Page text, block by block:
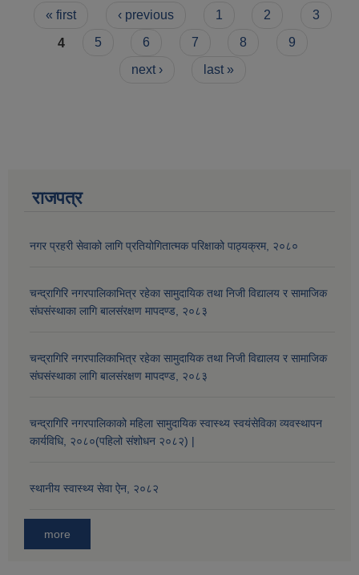
Pages
« first ‹ previous 1 2
3
4
5 6 7 8
9
next ›
last »
राजपत्र
नगर प्रहरी सेवाको लागि प्रतियोगितात्मक परिक्षाको पाठ्यक्रम, २०८०
चन्द्रागिरि नगरपालिकाभित्र रहेका सामुदायिक तथा निजी विद्यालय र सामाजिक
संघसंस्थाका लागि बालसंरक्षण मापदण्ड, २०८३
चन्द्रागिरि नगरपालिकाभित्र रहेका सामुदायिक तथा निजी विद्यालय र सामाजिक
संघसंस्थाका लागि बालसंरक्षण मापदण्ड, २०८३
चन्द्रागिरि नगरपालिकाको महिला सामुदायिक स्वास्थ्य स्वयंसेविका व्यवस्थापन
कार्यविधि, २०८०(पहिलो संशोधन २०८२) |
स्थानीय स्वास्थ्य सेवा ऐन, २०८२
more